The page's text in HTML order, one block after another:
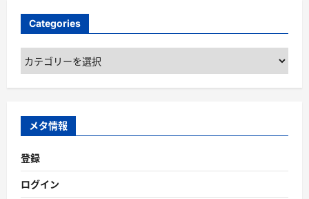
Categories
Categories
メタ情報
登録
ログイン